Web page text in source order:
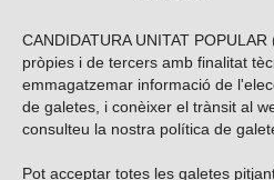
CANDIDATURA UNITAT
pròpies i de tercers amb finalitat
emmagatzemar informació de
de galetes, i conèixer el trànsit al
consulteu la nostra política de
Pot acceptar totes les galetes